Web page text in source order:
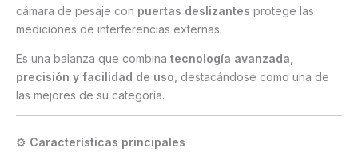
cámara de pesaje con puertas deslizantes protege las
mediciones de interferencias externas.
Es una balanza que combina tecnología avanzada,
precisión y facilidad de uso , destacándose como una de
las mejores de su categoría.
⚙️ Características principales